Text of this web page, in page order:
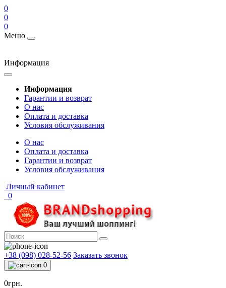
0
0
0
Меню
Информация
Информация
Гарантии и возврат
О нас
Оплата и доставка
Условия обслуживания
О нас
Оплата и доставка
Гарантии и возврат
Условия обслуживания
Личный кабинет
0
+38 (098) 028-52-56 Заказать звонок
0
0грн.